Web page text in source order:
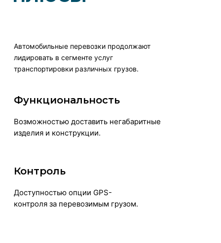
Автомобильные перевозки продолжают
лидировать в сегменте услуг
транспортировки различных грузов.
Функциональность
Возможностью доставить негабаритные
изделия и конструкции.
Контроль
Доступностью опции GPS-
контроля за перевозимым грузом.